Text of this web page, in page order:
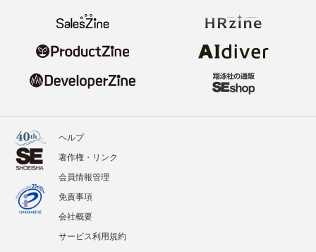
ヘルプ
著作権・リンク
会員情報管理
免責事項
会社概要
サービス利用規約